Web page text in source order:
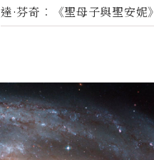
達·芬奇︰《聖母子與聖安妮》